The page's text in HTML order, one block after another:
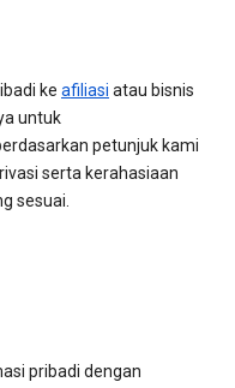
ke afiliasi atau bisnis
untuk
petunjuk kami
serta kerahasiaan
sesuai.
pribadi dengan